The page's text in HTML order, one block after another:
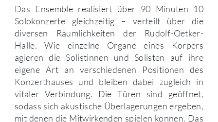
Das Ensemble realisiert über 90 Minuten 10
Solokonzerte gleichzeitig – verteilt über die
diversen Räumlichkeiten der Rudolf-Oetker-
Halle. Wie einzelne Organe eines Körpers
agieren die Solistinnen und Solisten auf ihre
eigene Art an verschiedenen Positionen des
Konzerthauses und bleiben dabei zugleich in
vitaler Verbindung. Die Türen sind geöffnet,
sodass sich akustische Überlagerungen ergeben,
mit denen die Mitwirkenden spielen können. Das